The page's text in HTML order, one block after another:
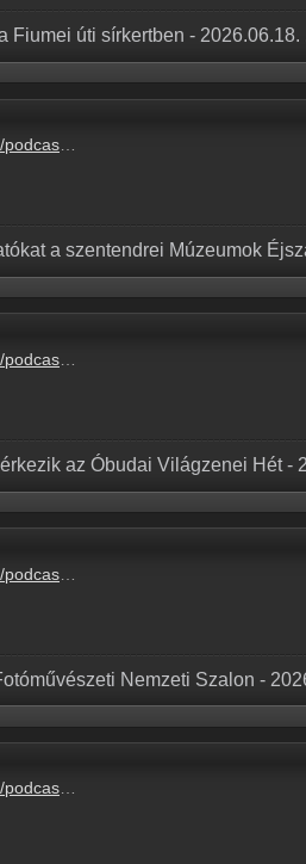
Fiumei úti sírkertben - 2026.06.18.
8e30-0b53-acfc-849b43232f0f.mp3
a szentendrei Múzeumok
3795-d6ca-40556aa271e3.mp3
az Óbudai Világzenei Hét -
04c6-a7f1-00197db74552.mp3
Nemzeti Szalon -
4452-1307-43dc4e2f606c.mp3